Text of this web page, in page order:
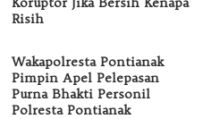
Risih
Wakapolresta Pontianak
Pimpin Apel Pelepasan
Purna Bhakti Personil
Polresta Pontianak